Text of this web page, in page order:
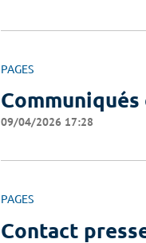
PAGES
09/04/2026 17:28
PAGES
Contact